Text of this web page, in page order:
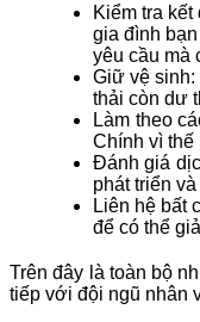
Kiểm tra
gia đình
yêu cầu mà
Giữ vệ sinh:
thải còn dư
Làm theo
Chính vì thế
Đánh giá
phát triển
Liên hệ bất
để có thể
Trên đây là toàn bộ
tiếp với đội ngũ nhân